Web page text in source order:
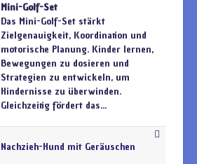
Mini-Golf-Set
Das Mini-Golf-Set stärkt
Zielgenauigkeit, Koordination und
motorische Planung. Kinder lernen,
Bewegungen zu dosieren und
Strategien zu entwickeln, um
Hindernisse zu überwinden.
Gleichzeitig fördert das...
Nachzieh-Hund mit Geräuschen